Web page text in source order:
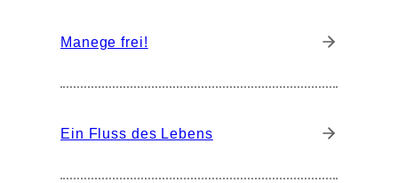
Manege frei!
Ein Fluss des Lebens